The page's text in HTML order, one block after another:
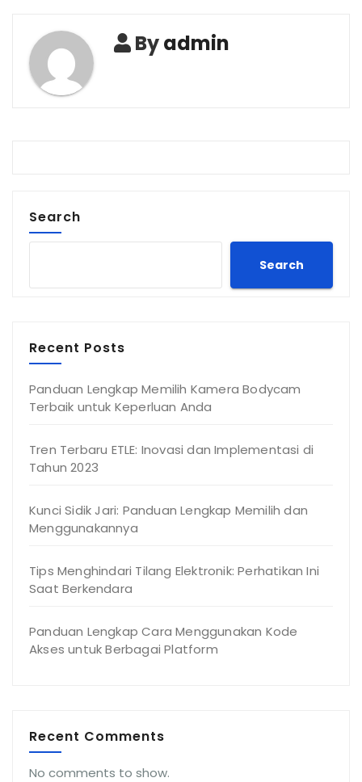
Byadmin
Search
Search
Recent Posts
Panduan Lengkap Memilih Kamera Bodycam
Terbaik untuk Keperluan Anda
Tren Terbaru ETLE: Inovasi dan Implementasi di
Tahun 2023
Kunci Sidik Jari: Panduan Lengkap Memilih dan
Menggunakannya
Tips Menghindari Tilang Elektronik: Perhatikan Ini
Saat Berkendara
Panduan Lengkap Cara Menggunakan Kode
Akses untuk Berbagai Platform
Recent Comments
No comments to show.